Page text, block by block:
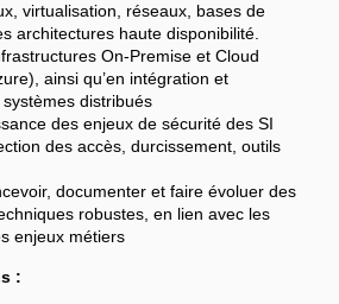
virtualisation, réseaux, bases de
architectures haute disponibilité.
On-Premise et Cloud
ainsi qu’en intégration et
distribués
des enjeux de sécurité des SI
des accès, durcissement, outils
documenter et faire évoluer des
robustes, en lien avec les
enjeux métiers
: